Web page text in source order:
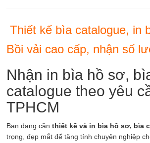
Thiết kế bìa catalogue, in
Bồi vải cao cấp, nhận số
Nhận in bìa hồ sơ,
catalogue theo yêu
TPHCM
Bạn đang cần thiết kế và in bìa hồ sơ, bìa
trọng, đẹp mắt để tăng tính chuyên nghiệp